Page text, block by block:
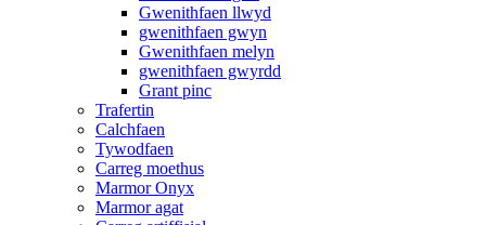
Gwenithfaen llwyd
gwenithfaen gwyn
Gwenithfaen melyn
gwenithfaen gwyrdd
Grant pinc
Trafertin
Calchfaen
Tywodfaen
Carreg moethus
Marmor Onyx
Marmor agat